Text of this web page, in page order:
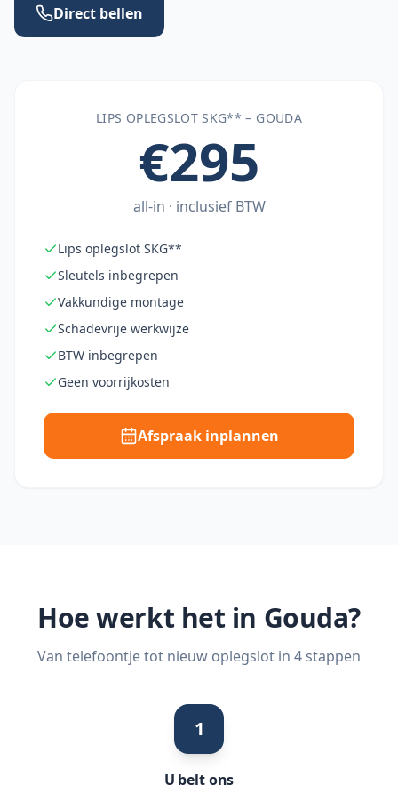
Direct bellen
LIPS OPLEGSLOT SKG** – GOUDA
€295
all-in · inclusief BTW
Lips oplegslot SKG**
Sleutels inbegrepen
Vakkundige montage
Schadevrije werkwijze
BTW inbegrepen
Geen voorrijkosten
Afspraak inplannen
Hoe werkt het in Gouda?
Van telefoontje tot nieuw oplegslot in 4 stappen
1
U belt ons